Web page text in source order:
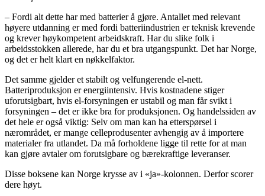
– Fordi alt dette har med batterier å gjøre. Antallet med relevant
høyere utdanning er med fordi batteriindustrien er teknisk krevende
og krever høykompetent arbeidskraft. Har du slike folk i
arbeidsstokken allerede, har du et bra utgangspunkt. Det har Norge,
og det er helt klart en nøkkelfaktor.
Det samme gjelder et stabilt og velfungerende el-nett.
Batteriproduksjon er energiintensiv. Hvis kostnadene stiger
uforutsigbart, hvis el-forsyningen er ustabil og man får svikt i
forsyningen – det er ikke bra for produksjonen. Og handelssiden av
det hele er også viktig: Selv om man kan ha etterspørsel i
nærområdet, er mange celleprodusenter avhengig av å importere
materialer fra utlandet. Da må forholdene ligge til rette for at man
kan gjøre avtaler om forutsigbare og bærekraftige leveranser.
Disse boksene kan Norge krysse av i «ja»-kolonnen. Derfor scorer
dere høyt.